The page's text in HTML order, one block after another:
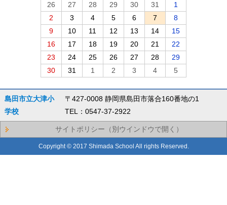
26
27 28 29 30 31
1
2
3 4 5 6 7
8
9
10 11 12 13 14
15
16
17 18 19 20 21
22
23
24 25 26 27 28
29
30
31 1 2 3 4 5
島田市立大津小
学校
〒427-0008 静岡県島田市落合160番地の1
TEL：0547-37-2922
サイトポリシー（別ウインドウで開く）
Copyright © 2017 Shimada School All rights Reserved.